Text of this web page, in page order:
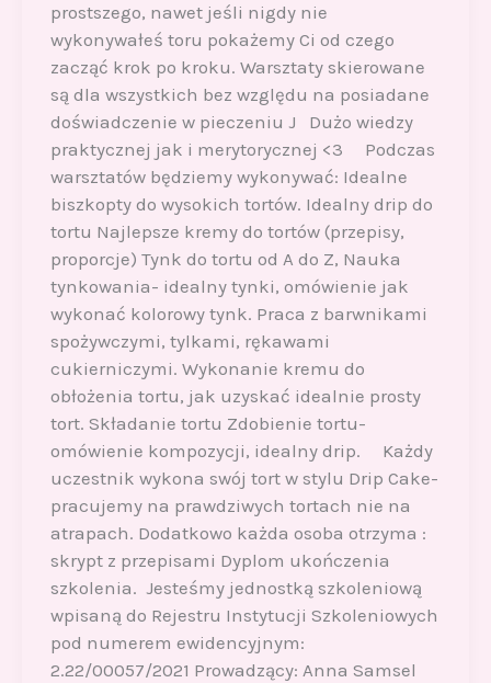
prostszego, nawet jeśli nigdy nie
wykonywałeś toru pokażemy Ci od czego
zacząć krok po kroku. Warsztaty skierowane
są dla wszystkich bez względu na posiadane
doświadczenie w pieczeniu J Dużo wiedzy
praktycznej jak i merytorycznej <3 Podczas
warsztatów będziemy wykonywać: Idealne
biszkopty do wysokich tortów. Idealny drip do
tortu Najlepsze kremy do tortów (przepisy,
proporcje) Tynk do tortu od A do Z, Nauka
tynkowania- idealny tynki, omówienie jak
wykonać kolorowy tynk. Praca z barwnikami
spożywczymi, tylkami, rękawami
cukierniczymi. Wykonanie kremu do
obłożenia tortu, jak uzyskać idealnie prosty
tort. Składanie tortu Zdobienie tortu-
omówienie kompozycji, idealny drip. Każdy
uczestnik wykona swój tort w stylu Drip Cake-
pracujemy na prawdziwych tortach nie na
atrapach. Dodatkowo każda osoba otrzyma :
skrypt z przepisami Dyplom ukończenia
szkolenia. Jesteśmy jednostką szkoleniową
wpisaną do Rejestru Instytucji Szkoleniowych
pod numerem ewidencyjnym:
2.22/00057/2021 Prowadzący: Anna Samsel